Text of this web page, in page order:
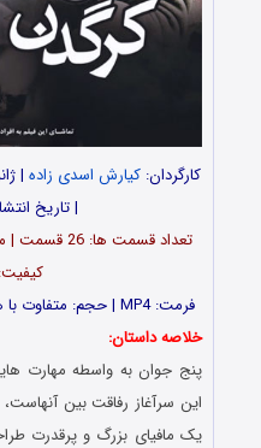
کارگردان:کیارش اسدی زاده |
| تاریخ انتشار:
تعداد
کیفیت: WEB-DL
فرمت: MP4 | حجم: متفاوت با هر کیفیت |
خلاصه داستان:
پنج جوان به واسطه مهارت
این سرآغاز رفاقت بین
یک مافیای بزرگ و پرقدرت